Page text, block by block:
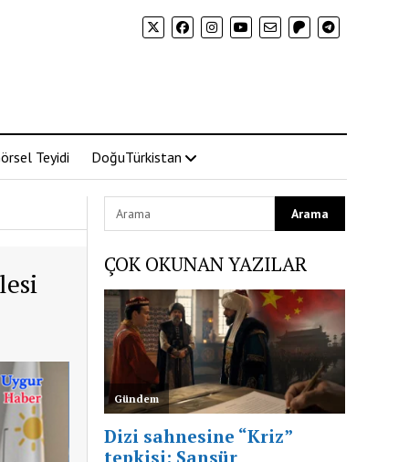
Teyidi DoğuTürkistan
ÇOK OKUNAN YAZILAR